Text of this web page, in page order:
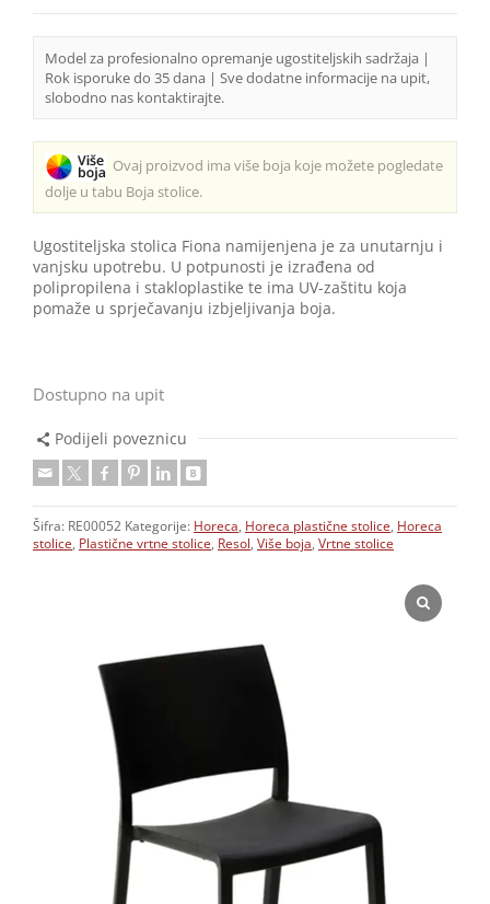
Model za profesionalno opremanje ugostiteljskih sadržaja |
Rok isporuke do 35 dana | Sve dodatne informacije na upit,
slobodno nas kontaktirajte.
Ovaj proizvod ima više boja koje možete pogledate
dolje u tabu Boja stolice.
Ugostiteljska stolica Fiona namijenjena je za unutarnju i
vanjsku upotrebu. U potpunosti je izrađena od
polipropilena i stakloplastike te ima UV-zaštitu koja
pomaže u sprječavanju izbjeljivanja boja.
Dostupno na upit
Podijeli poveznicu
Šifra: RE00052 Kategorije: Horeca Horeca plastične stolice Horeca
stolice Plastične vrtne stolice Resol Više boja Vrtne stolice